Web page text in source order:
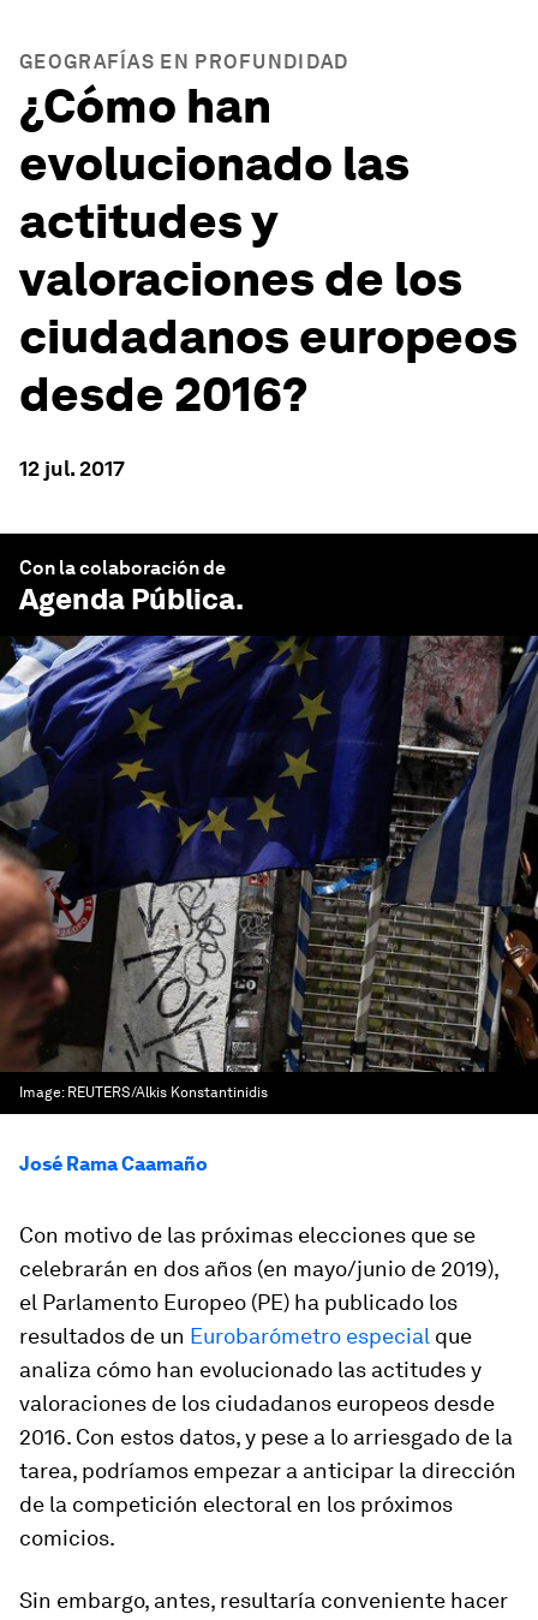
GEOGRAFÍAS EN PROFUNDIDAD
¿Cómo han
evolucionado las
actitudes y
valoraciones de los
ciudadanos europeos
desde 2016?
12 jul. 2017
Con la colaboración de
Agenda Pública.
Image: REUTERS/Alkis Konstantinidis
José Rama Caamaño
Con motivo de las próximas elecciones que se
celebrarán en dos años (en mayo/junio de 2019),
el Parlamento Europeo (PE) ha publicado los
resultados de un Eurobarómetro especial que
analiza cómo han evolucionado las actitudes y
valoraciones de los ciudadanos europeos desde
2016. Con estos datos, y pese a lo arriesgado de la
tarea, podríamos empezar a anticipar la dirección
de la competición electoral en los próximos
comicios.
Sin embargo, antes, resultaría conveniente hacer